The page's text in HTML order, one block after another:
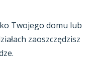
Twojego domu lub
zaoszczędzisz